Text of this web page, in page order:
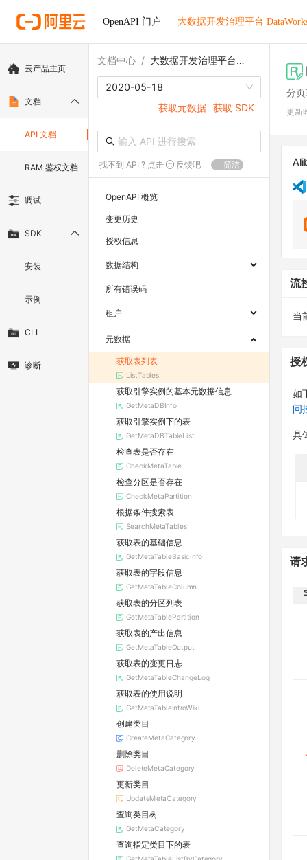
OpenAPI 门户 大数据开发治理平台
云产品主页
文档
API 文档
RAM 鉴权文档
调试
SDK
安装
示例
CLI
诊断
文档中心 / 大数据开发治理平台 DataWorks
2020-05-18
获取元数据 获取 SDK
找不到 API ? 点击 反馈吧 简洁
OpenAPI 概览
变更历史
授权信息
数据结构
所有错误码
租户
元数据
获取表列表
ListTables
获取引擎实例的基本元数据信息
GetMetaDBInfo
获取引擎实例下的表
GetMetaDBTableList
检查表是否存在
CheckMetaTable
检查分区是否存在
CheckMetaPartition
根据条件搜索表
SearchMetaTables
获取表的基础信息
GetMetaTableBasicInfo
获取表的字段信息
GetMetaTableColumn
获取表的分区列表
GetMetaTablePartition
获取表的产出信息
GetMetaTableOutput
获取表的变更日志
GetMetaTableChangeLog
获取表的使用说明
GetMetaTableIntroWiki
创建类目
CreateMetaCategory
删除类目
DeleteMetaCategory
更新类目
UpdateMetaCategory
查询类目树
GetMetaCategory
查询指定类目下的表
分
更新
流
当
授
如
问
具
请